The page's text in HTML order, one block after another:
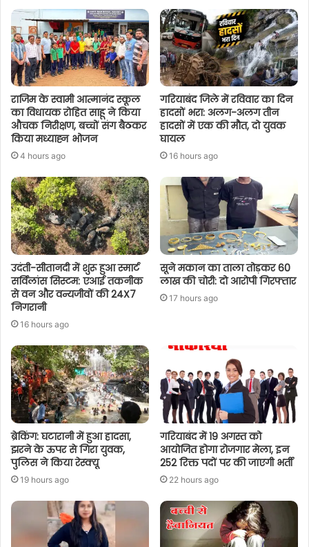
राजिम के स्वामी आत्मानंद स्कूल
का विधायक रोहित साहू ने किया
औचक निरीक्षण, बच्चों संग बैठकर
किया मध्याह्न भोजन
4 hours ago
गरियाबंद जिले में रविवार का दिन
हादसों भरा: अलग-अलग तीन
हादसों में एक की मौत, दो युवक
घायल
16 hours ago
उदंती-सीतानदी में शुरू हुआ स्मार्ट
सर्विलांस सिस्टम: एआई तकनीक
से वन और वन्यजीवों की 24X7
निगरानी
16 hours ago
सूने मकान का ताला तोड़कर 60
लाख की चोरी: दो आरोपी गिरफ्तार
17 hours ago
ब्रेकिंग: घटारानी में हुआ हादसा,
झरने के ऊपर से गिरा युवक,
पुलिस ने किया रेस्क्यू
19 hours ago
गरियाबंद में 19 अगस्त को
आयोजित होगा रोजगार मेला, इन
252 रिक्त पदों पर की जाएगी भर्ती
22 hours ago